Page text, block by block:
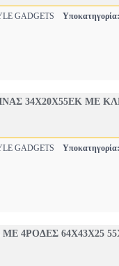
GADGETS Υποκατηγορία:
34Χ20Χ55ΕΚ ΜΕ
GADGETS Υποκατηγορία:
ΜΕ 4ΡΟΔΕΣ 64Χ43Χ25